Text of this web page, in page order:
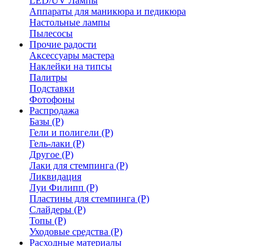
Аппараты для маникюра и педикюра
Настольные лампы
Пылесосы
Прочие радости
Аксессуары мастера
Наклейки на типсы
Палитры
Подставки
Фотофоны
Распродажа
Базы (Р)
Гели и полигели (Р)
Гель-лаки (Р)
Другое (Р)
Лаки для стемпинга (Р)
Ликвидация
Луи Филипп (Р)
Пластины для стемпинга (Р)
Слайдеры (Р)
Топы (Р)
Уходовые средства (Р)
Расходные материалы